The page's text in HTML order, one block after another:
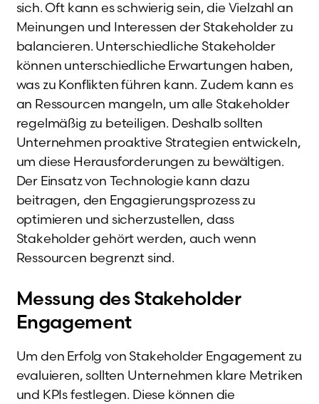
sich. Oft kann es schwierig sein, die Vielzahl an
Meinungen und Interessen der Stakeholder zu
balancieren. Unterschiedliche Stakeholder
können unterschiedliche Erwartungen haben,
was zu Konflikten führen kann. Zudem kann es
an Ressourcen mangeln, um alle Stakeholder
regelmäßig zu beteiligen. Deshalb sollten
Unternehmen proaktive Strategien entwickeln,
um diese Herausforderungen zu bewältigen.
Der Einsatz von Technologie kann dazu
beitragen, den Engagierungsprozess zu
optimieren und sicherzustellen, dass
Stakeholder gehört werden, auch wenn
Ressourcen begrenzt sind.
Messung des Stakeholder
Engagement
Um den Erfolg von Stakeholder Engagement zu
evaluieren, sollten Unternehmen klare Metriken
und KPIs festlegen. Diese können die